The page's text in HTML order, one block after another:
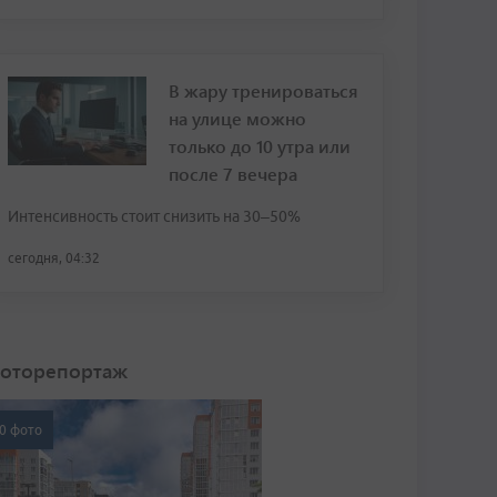
В жару тренироваться
на улице можно
только до 10 утра или
после 7 вечера
Интенсивность стоит снизить на 30–50%
сегодня, 04:32
фото